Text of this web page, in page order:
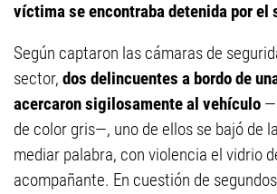
víctima se encontraba detenida por el
Según captaron las cámaras de
sector, dos delincuentes a bordo de
acercaron sigilosamente al vehículo
de color gris—, uno de ellos se bajó de
mediar palabra, con violencia el vidrio
acompañante. En cuestión de